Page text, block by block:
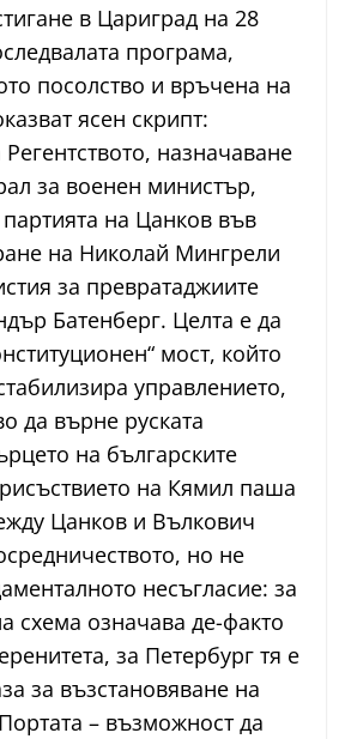
в Цариград на 28
програма,
посолство и връчена на
ясен скрипт:
назначаване
за военен министър,
на Цанков във
на Николай Мингрели
за превратаджиите
Батенберг. Целта е да
мост, който
управлението,
да върне руската
на българските
на Кямил паша
Цанков и Вълкович
но не
несъгласие: за
схема означава де-факто
за Петербург тя е
за възстановяване на
– възможност да